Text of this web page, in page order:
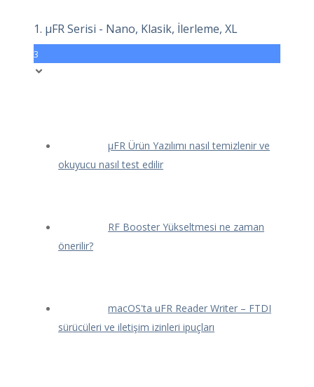
1. μFR Serisi - Nano, Klasik, İlerleme, XL
3
μFR Ürün Yazılımı nasıl temizlenir ve
okuyucu nasıl test edilir
RF Booster Yükseltmesi ne zaman
önerilir?
macOS'ta uFR Reader Writer – FTDI
sürücüleri ve iletişim izinleri ipuçları